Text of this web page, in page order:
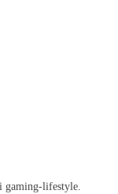
gaming-lifestyle.